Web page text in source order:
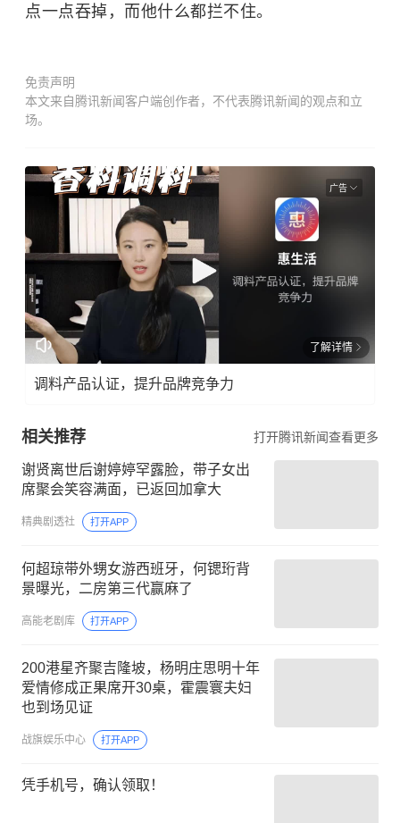
点一点吞掉，而他什么都拦不住。
免责声明
本文来自腾讯新闻客户端创作者，不代表腾讯新闻的观点和立
场。
广告
了解详情
调料产品认证，提升品牌竞争力
相关推荐 打开腾讯新闻查看更多
谢贤离世后谢婷婷罕露脸，带子女出
席聚会笑容满面，已返回加拿大
精典剧透社 打开APP
何超琼带外甥女游西班牙，何锶珩背
景曝光，二房第三代赢麻了
高能老剧库 打开APP
200港星齐聚吉隆坡，杨明庄思明十年
爱情修成正果席开30桌，霍震寰夫妇
也到场见证
战旗娱乐中心 打开APP
凭手机号，确认领取！